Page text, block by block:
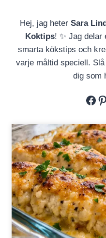
Hej, jag heter Sara
Koktips! ✨ Jag delar
smarta kökstips och
varje måltid speciell.
dig som